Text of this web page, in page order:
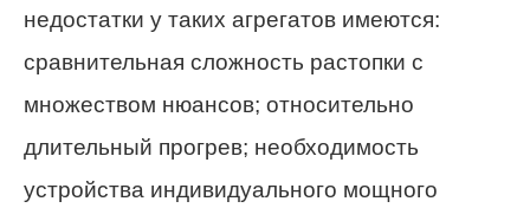
недостатки у таких агрегатов имеются:
сравнительная сложность растопки с
множеством нюансов; относительно
длительный прогрев; необходимость
устройства индивидуального мощного